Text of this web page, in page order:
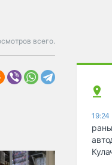
всего.
19:24